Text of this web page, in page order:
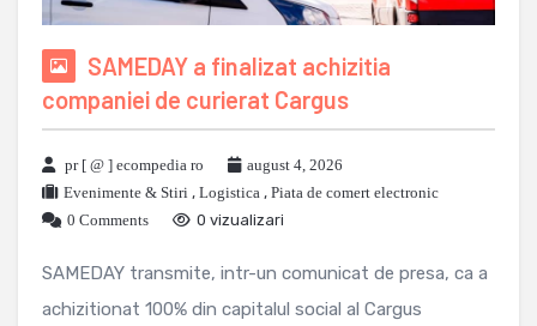
SAMEDAY a finalizat achizitia
companiei de curierat Cargus
pr [ @ ] ecompedia ro
august 4, 2026
Evenimente & Stiri , Logistica , Piata de comert electronic
0 Comments
0 vizualizari
SAMEDAY transmite, intr-un comunicat de presa, ca a
achizitionat 100% din capitalul social al Cargus